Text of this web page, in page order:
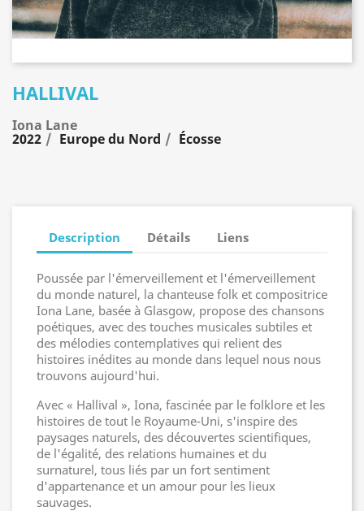
HALLIVAL
Iona Lane
2022 Europe du Nord Écosse
Description Détails Liens
Poussée par l'émerveillement et l'émerveillement
du monde naturel, la chanteuse folk et compositrice
Iona Lane, basée à Glasgow, propose des chansons
poétiques, avec des touches musicales subtiles et
des mélodies contemplatives qui relient des
histoires inédites au monde dans lequel nous nous
trouvons aujourd'hui.
Avec « Hallival », Iona, fascinée par le folklore et les
histoires de tout le Royaume-Uni, s'inspire des
paysages naturels, des découvertes scientifiques,
de l'égalité, des relations humaines et du
surnaturel, tous liés par un fort sentiment
d'appartenance et un amour pour les lieux
sauvages.